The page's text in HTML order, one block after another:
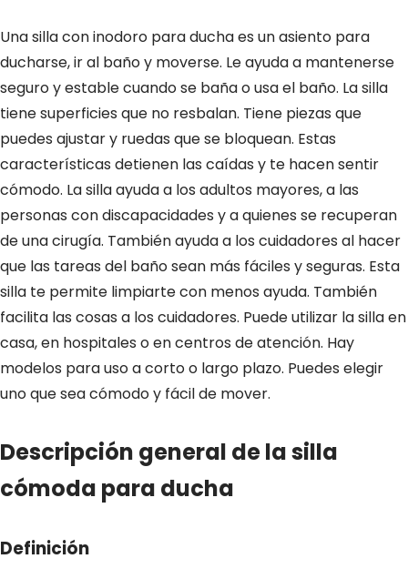
Una silla con inodoro para ducha es un asiento para
ducharse, ir al baño y moverse. Le ayuda a mantenerse
seguro y estable cuando se baña o usa el baño. La silla
tiene superficies que no resbalan. Tiene piezas que
puedes ajustar y ruedas que se bloquean. Estas
características detienen las caídas y te hacen sentir
cómodo. La silla ayuda a los adultos mayores, a las
personas con discapacidades y a quienes se recuperan
de una cirugía. También ayuda a los cuidadores al hacer
que las tareas del baño sean más fáciles y seguras. Esta
silla te permite limpiarte con menos ayuda. También
facilita las cosas a los cuidadores. Puede utilizar la silla en
casa, en hospitales o en centros de atención. Hay
modelos para uso a corto o largo plazo. Puedes elegir
uno que sea cómodo y fácil de mover.
Descripción general de la silla
cómoda para ducha
Definición